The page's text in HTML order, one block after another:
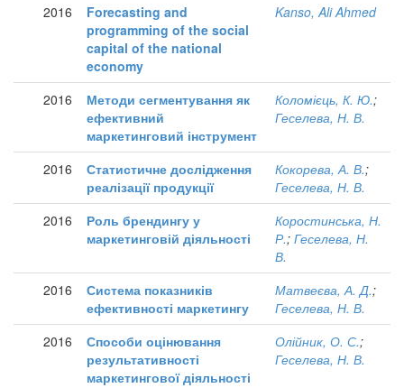
2016
Forecasting and
programming of the social
capital of the national
economy
Kanso, Ali Ahmed
2016
Методи сегментування як
ефективний
маркетинговий інструмент
Коломієць, К. Ю.;
Геселева, Н. В.
2016
Статистичне дослідження
реалізації продукції
Кокорева, А. В.;
Геселева, Н. В.
2016
Роль брендингу у
маркетинговій діяльності
Коростинська, Н.
Р.; Геселева, Н.
В.
2016
Система показників
ефективності маркетингу
Матвеєва, А. Д.;
Геселева, Н. В.
2016
Способи оцінювання
результативності
маркетингової діяльності
Олійник, О. С.;
Геселева, Н. В.